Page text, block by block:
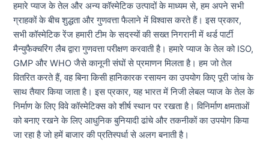
हमारे प्याज के तेल और अन्य कॉस्मेटिक उत्पादों के माध्यम से, हम अपने सभी
ग्राहकों के बीच शुद्धता और गुणवत्ता फैलाने में विश्वास करते हैं। इस प्रकार,
सभी कॉस्मेटिक रेंज हमारी टीम के सदस्यों की सख्त निगरानी में थर्ड पार्टी
मैन्युफैक्चरिंग लैब द्वारा गुणवत्ता परीक्षण करवाती है। हमारे प्याज के तेल को ISO,
GMP और WHO जैसे कानूनी संघों से प्रमाणन मिलता है। हम जो तेल
वितरित करते हैं, वह बिना किसी हानिकारक रसायन का उपयोग किए पूरी जांच के
साथ तैयार किया जाता है। इस प्रकार, यह भारत में निजी लेबल प्याज के तेल के
निर्माण के लिए विवे कॉस्मेटिक्स को शीर्ष स्थान पर रखता है। विनिर्माण क्षमताओं
को बनाए रखने के लिए आधुनिक बुनियादी ढांचे और तकनीकों का उपयोग किया
जा रहा है जो हमें बाजार की प्रतिस्पर्धा से अलग बनाती है।